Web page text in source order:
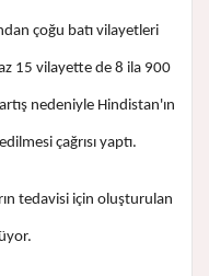
çoğu batı vilayetleri
15 vilayette de 8 ila 900
nedeniyle Hindistan'ın
çağrısı yaptı.
tedavisi için oluşturulan